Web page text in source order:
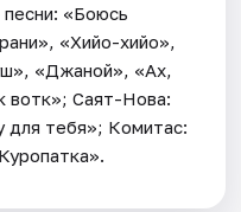
«Боюсь
«Хийо-хийо»,
«Джаной», «Ах,
вотк»; Саят-Нова:
для тебя»; Комитас: